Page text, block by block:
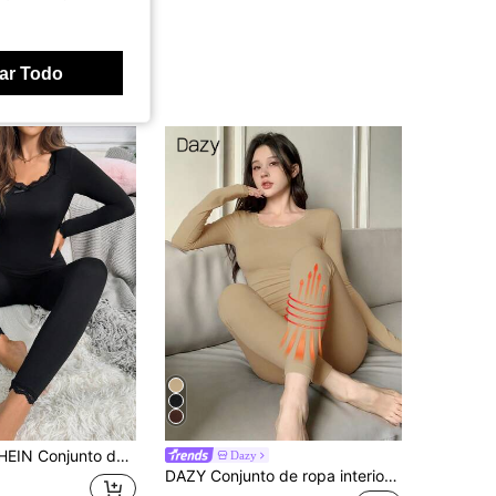
de ropa interior térmica de top de manga larga con cuello en V y encaje y pantalones para mujer, otoño / invierno Dazy
DAZY Conjunto de ropa interior térmica de mujer de unicolor y cómoda, para otoño/invierno
Todo